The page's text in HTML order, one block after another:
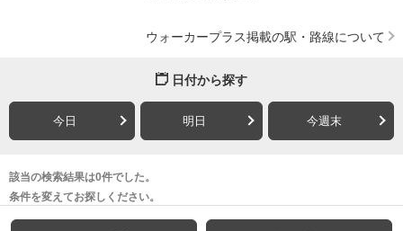
ウォーカープラス掲載の駅・路線について
日付から探す
今日 明日 今週末
該当の検索結果は0件でした。
条件を変えてお探しください。